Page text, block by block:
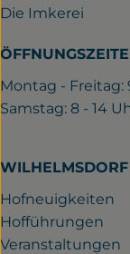
Die Imkerei
Montag - Freitag:
Samstag: 8 - 14
Hofneuigkeiten
Hofführungen
Veranstaltungen